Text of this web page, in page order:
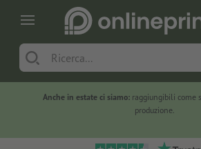
Anche in estate ci siamo: raggiungibili come
produzione.